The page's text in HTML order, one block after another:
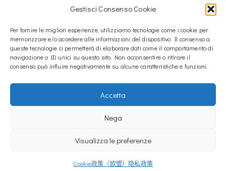
Gestisci Consenso Cookie
Per fornire le migliori esperienze, utilizziamo tecnologie come i cookie per
memorizzare e/o accedere alle informazioni del dispositivo. Il consenso a
queste tecnologie ci permetterà di elaborare dati come il comportamento di
navigazione o ID unici su questo sito. Non acconsentire o ritirare il
consenso può influire negativamente su alcune caratteristiche e funzioni.
Accetta
Nega
Visualizza le preferenze
Cookie政策（欧盟） 隐私政策
位于 Alà dei Sardi 的 Sos Nurattolos
Nuragic 建筑群
23/02/2026
Copyright © 2020 – 2026La Sardegna verso l'Unesco